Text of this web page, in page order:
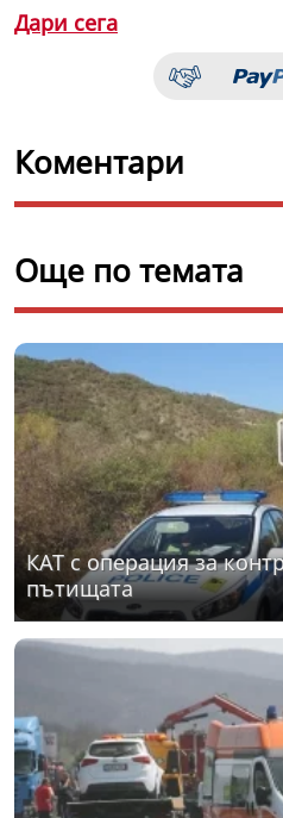
Дари сега
Коментари
Още по темата
КАТ с операция за
пътищата